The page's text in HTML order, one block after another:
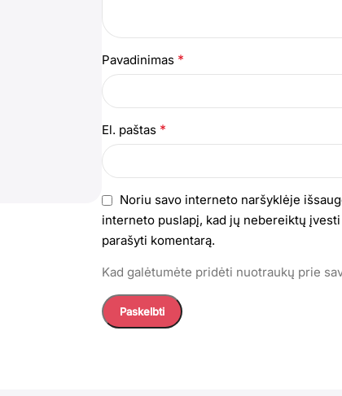
Pavadinimas *
El. paštas *
Noriu savo interneto naršyklėje
interneto puslapį, kad jų nebereiktų
parašyti komentarą.
Kad galėtumėte pridėti nuotraukų prie